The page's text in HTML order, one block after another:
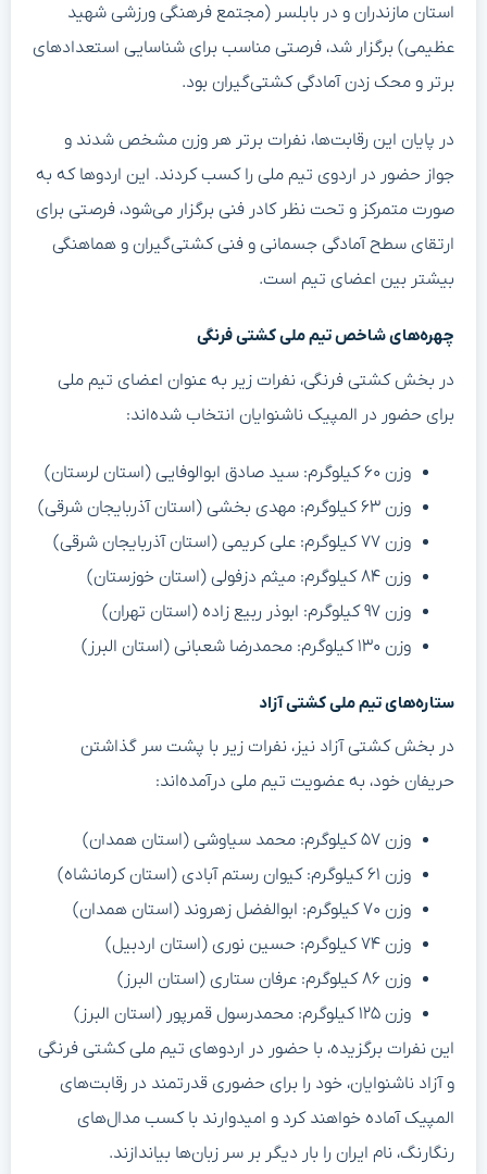
استان مازندران و در بابلسر (مجتمع فرهنگی ورزشی شهید
عظیمی) برگزار شد، فرصتی مناسب برای شناسایی استعدادهای
برتر و محک زدن آمادگی کشتی‌گیران بود.
در پایان این رقابت‌ها، نفرات برتر هر وزن مشخص شدند و
جواز حضور در اردوی تیم ملی را کسب کردند. این اردوها که به
صورت متمرکز و تحت نظر کادر فنی برگزار می‌شود، فرصتی برای
ارتقای سطح آمادگی جسمانی و فنی کشتی‌گیران و هماهنگی
بیشتر بین اعضای تیم است.
چهره‌های شاخص تیم ملی کشتی فرنگی
در بخش کشتی فرنگی، نفرات زیر به عنوان اعضای تیم ملی
برای حضور در المپیک ناشنوایان انتخاب شده‌اند:
وزن ۶۰ کیلوگرم: سید صادق ابوالوفایی (استان لرستان)
وزن ۶۳ کیلوگرم: مهدی بخشی (استان آذربایجان شرقی)
وزن ۷۷ کیلوگرم: علی کریمی (استان آذربایجان شرقی)
وزن ۸۴ کیلوگرم: میثم دزفولی (استان خوزستان)
وزن ۹۷ کیلوگرم: ابوذر ربیع زاده (استان تهران)
وزن ۱۳۰ کیلوگرم: محمدرضا شعبانی (استان البرز)
ستاره‌های تیم ملی کشتی آزاد
در بخش کشتی آزاد نیز، نفرات زیر با پشت سر گذاشتن
حریفان خود، به عضویت تیم ملی درآمده‌اند:
وزن ۵۷ کیلوگرم: محمد سیاوشی (استان همدان)
وزن ۶۱ کیلوگرم: کیوان رستم آبادی (استان کرمانشاه)
وزن ۷۰ کیلوگرم: ابوالفضل زهروند (استان همدان)
وزن ۷۴ کیلوگرم: حسین نوری (استان اردبیل)
وزن ۸۶ کیلوگرم: عرفان ستاری (استان البرز)
وزن ۱۲۵ کیلوگرم: محمدرسول قمرپور (استان البرز)
این نفرات برگزیده، با حضور در اردوهای تیم ملی کشتی فرنگی
و آزاد ناشنوایان، خود را برای حضوری قدرتمند در رقابت‌های
المپیک آماده خواهند کرد و امیدوارند با کسب مدال‌های
رنگارنگ، نام ایران را بار دیگر بر سر زبان‌ها بیاندازند.